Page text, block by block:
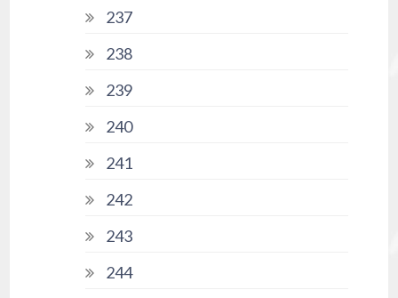
237
238
239
240
241
242
243
244